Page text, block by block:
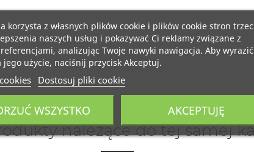
należące do tej samej
korzysta z własnych plików cookie i plików cookie stron
naszych usług i pokazywać Ci reklamy związane z
analizując Twoje nawyki nawigacja. Aby wyrazić
jego użycie, naciśnij przycisk Akceptuj.
Dostosuj pliki cookie
WSZYSTKO AKCEPTUJĘ